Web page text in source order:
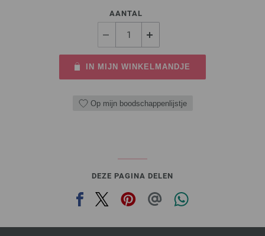
AANTAL
IN MIJN WINKELMANDJE
Op mijn boodschappenlijstje
DEZE PAGINA DELEN